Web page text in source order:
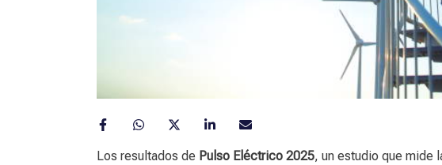
Los resultados de Pulso Eléctrico 2025, un estudio que mide